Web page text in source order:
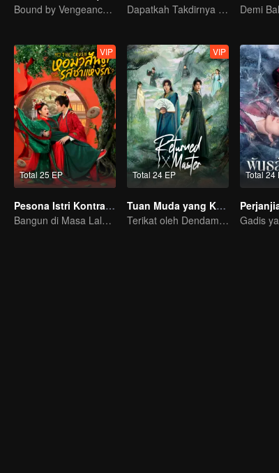
Bound by Vengeance, Entwined by Fate
Dapatkah Takdirnya Berubah Setelah Perubahan Muka?
Total 25 EP
VIP
Pesona Istri Kontrak (Thai Ver.)
Bangun di Masa Lalu Jadi Istri Orang, CEO Cantik Siap Balas Dendam!
Total 24 EP
VIP
Tuan Muda yang Kembali
Terikat oleh Dendam, Terjalin oleh Takdir
Total 24